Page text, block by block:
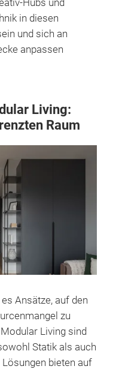
Hubs und
in diesen
und sich an
anpassen
Living:
Raum
Ansätze, auf den
zu
Living sind
Statik als auch
bieten auf